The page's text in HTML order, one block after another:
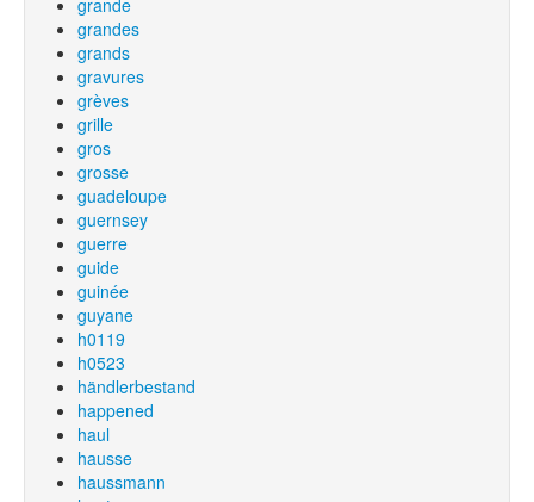
grande
grandes
grands
gravures
grèves
grille
gros
grosse
guadeloupe
guernsey
guerre
guide
guinée
guyane
h0119
h0523
händlerbestand
happened
haul
hausse
haussmann